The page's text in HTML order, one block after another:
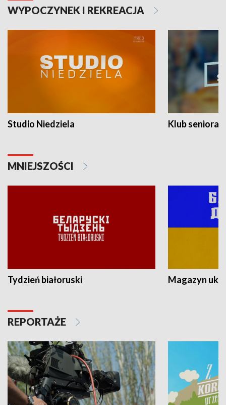
WYPOCZYNEK I REKREACJA
Studio Niedziela Klub seniora
MNIEJSZOŚCI
Tydzień białoruski Magazyn
REPORTAŻE